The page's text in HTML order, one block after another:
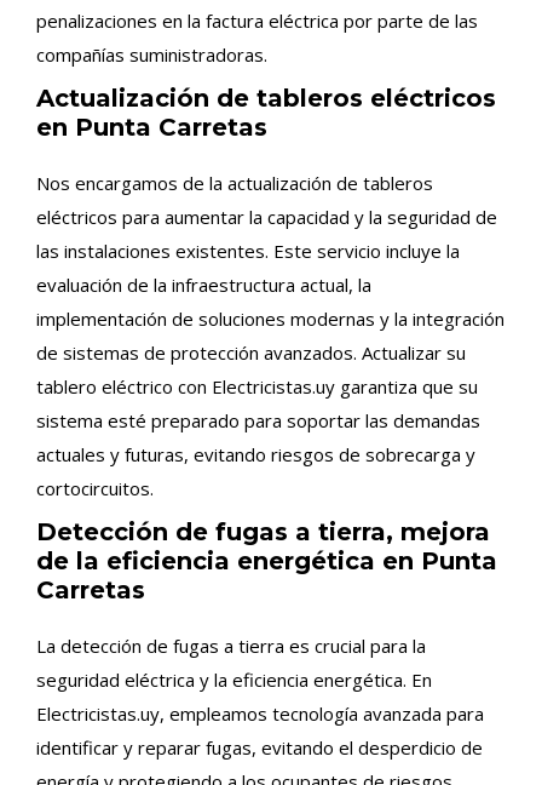
penalizaciones en la factura eléctrica por parte de las
compañías suministradoras.
Actualización de tableros eléctricos
en Punta Carretas
Nos encargamos de la actualización de tableros
eléctricos para aumentar la capacidad y la seguridad de
las instalaciones existentes. Este servicio incluye la
evaluación de la infraestructura actual, la
implementación de soluciones modernas y la integración
de sistemas de protección avanzados. Actualizar su
tablero eléctrico con Electricistas.uy garantiza que su
sistema esté preparado para soportar las demandas
actuales y futuras, evitando riesgos de sobrecarga y
cortocircuitos.
Detección de fugas a tierra, mejora
de la eficiencia energética en Punta
Carretas
La detección de fugas a tierra es crucial para la
seguridad eléctrica y la eficiencia energética. En
Electricistas.uy, empleamos tecnología avanzada para
identificar y reparar fugas, evitando el desperdicio de